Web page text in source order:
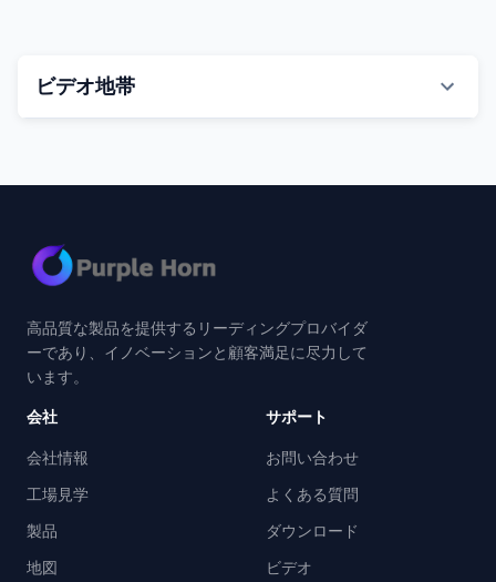
ビデオ地帯
家畜供給装置
家畜の納屋の換気
自動水酒飲み
肥料の処理装置
人工的なminseminationのキット
高品質な製品を提供するリーディングプロバイダ
ーであり、イノベーションと顧客満足に尽力して
います。
会社
会社情報
工場見学
製品
地図
サポート
お問い合わせ
よくある質問
ダウンロード
ビデオ